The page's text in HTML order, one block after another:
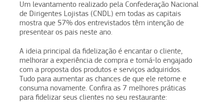
Um levantamento realizado pela Confederação Nacional
de Dirigentes Lojistas (CNDL) em todas as capitais
mostra que 57% dos entrevistados têm intenção de
presentear os pais neste ano.
A ideia principal da fidelização é encantar o cliente,
melhorar a experiência de compra e torná-lo engajado
com a proposta dos produtos e serviços adquiridos.
Tudo para aumentar as chances de que ele retorne e
consuma novamente. Confira as 7 melhores práticas
para fidelizar seus clientes no seu restaurante: